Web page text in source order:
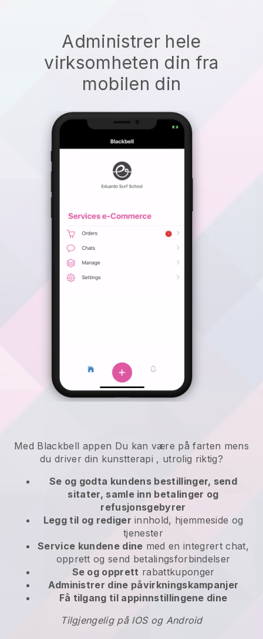
Administrer hele
virksomheten din fra
mobilen din
Med Blackbell appen Du kan være på farten mens
du driver din kunstterapi , utrolig riktig?
Se og godta kundens bestillinger, send
sitater, samle inn betalinger og
refusjonsgebyrer
Legg til og rediger innhold, hjemmeside og
tjenester
Service kundene dine med en integrert chat,
opprett og send betalingsforbindelser
Se og opprett rabattkuponger
Administrer dine påvirkningskampanjer
Få tilgang til appinnstillingene dine
Tilgjengelig på IOS og Android